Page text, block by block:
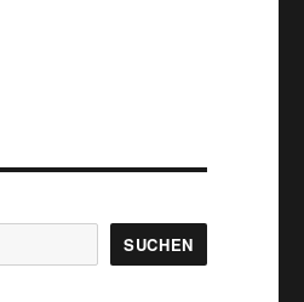
SUCHEN